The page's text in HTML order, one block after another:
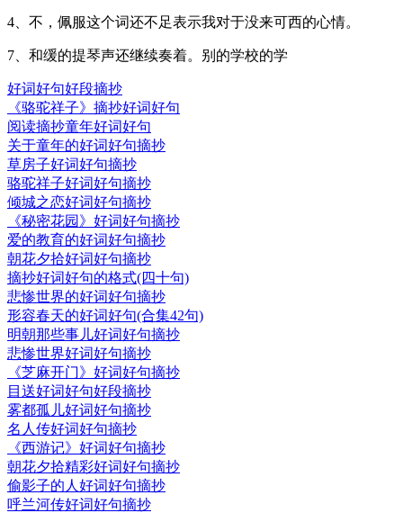
4、不，佩服这个词还不足表示我对于没来可西的心情。
7、和缓的提琴声还继续奏着。别的学校的学
好词好句好段摘抄
《骆驼祥子》摘抄好词好句
阅读摘抄童年好词好句
关于童年的好词好句摘抄
草房子好词好句摘抄
骆驼祥子好词好句摘抄
倾城之恋好词好句摘抄
《秘密花园》好词好句摘抄
爱的教育的好词好句摘抄
朝花夕拾好词好句摘抄
摘抄好词好句的格式(四十句)
悲惨世界的好词好句摘抄
形容春天的好词好句(合集42句)
明朝那些事儿好词好句摘抄
悲惨世界好词好句摘抄
《芝麻开门》好词好句摘抄
目送好词好句好段摘抄
雾都孤儿好词好句摘抄
名人传好词好句摘抄
《西游记》好词好句摘抄
朝花夕拾精彩好词好句摘抄
偷影子的人好词好句摘抄
呼兰河传好词好句摘抄